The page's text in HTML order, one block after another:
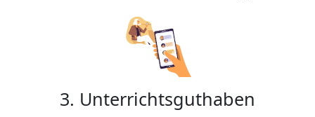
3. Unterrichtsguthaben